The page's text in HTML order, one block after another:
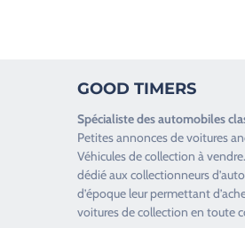
a
s
e
r
c
GOOD TIMERS
Spécialiste desautomobiles
Petites annonces devoitures
Véhicules de collection à
dédié aux collectionneurs d’
d’époque leur permettant
voitures de collection en toute